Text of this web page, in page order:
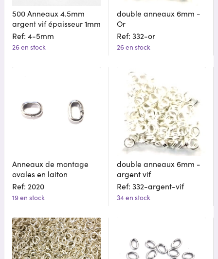
500 Anneaux 4.5mm
argent vif épaisseur 1mm
Ref: 4-5mm
26 en stock
double anneaux 6mm -
Or
Ref: 332-or
26 en stock
Anneaux de montage
ovales en laiton
Ref: 2020
19 en stock
double anneaux 6mm -
argent vif
Ref: 332-argent-vif
34 en stock